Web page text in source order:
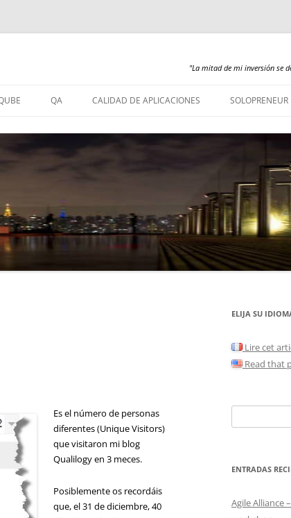
"La mitad de mi inversión se
contenido
– COBOL
– PL/SQL
QA CALIDAD DE APLICACIONES SOLOPRENEUR
Es el número de personas
diferentes (Unique Visitors)
que visitaron mi blog
Qualilogy en 3 meces.
Posiblemente os recordáis
que, el 31 de diciembre, 40
ELIJA SU
Lire cet
Read that
ENTRADAS
Agile Alliance